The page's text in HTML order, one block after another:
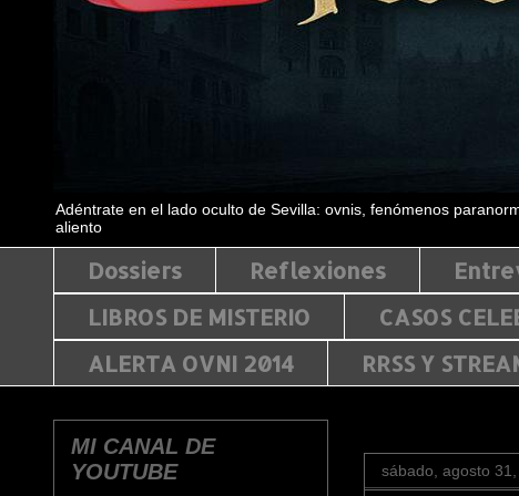
Adéntrate en el lado oculto de Sevilla: ovnis, fenómenos
aliento
Dossiers Reflexiones
LIBROS DE MISTERIO
CASOS
ALERTA OVNI 2014
RRSS Y
sábado, agosto
MI CANAL DE
YOUTUBE